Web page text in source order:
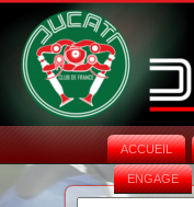
ACCUEIL
ENGAGE